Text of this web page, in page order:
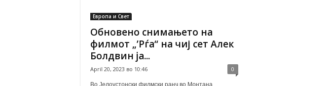
Европа и Свет
Обновено снимањето на
филмот „’Рѓа“ на чиј сет Алек
Болдвин ja...
April 20, 2023 во 10:46 0
Во Јелоустонски филмски ранч во Монтана